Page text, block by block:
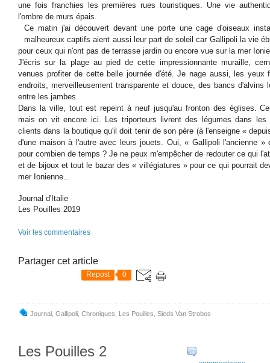
une fois franchies les premières rues touristiques. Une vie
l'ombre de murs épais.
Ce matin j'ai découvert devant une porte une cage d'oiseaux
malheureux captifs aient aussi leur part de soleil car Gallipoli la vie
pour ceux qui n'ont pas de terrasse jardin ou encore vue sur la mer
J'écris sur la plage au pied de cette impressionnante muraille,
venues profiter de cette belle journée d'été. Je nage aussi, les yeux
endroits, merveilleusement transparente et douce, des bancs d'alvins
entre les jambes.
Dans la ville, tout est repeint à neuf jusqu'au fronton des églises.
mais on vit encore ici. Les triporteurs livrent des légumes dans
clients dans la boutique qu'il doit tenir de son père (à l'enseigne «
d'une maison à l'autre avec leurs jouets. Oui, « Gallipoli l'ancienne
pour combien de temps ? Je ne peux m'empêcher de redouter ce qui
et de bijoux et tout le bazar des « villégiatures » pour ce qui pourrait
mer Ionienne...
Journal d'Italie
Les Pouilles 2019
Voir les commentaires
Partager cet article
Repost 0
Journal Gallipoli Chroniques Les Pouilles Sieds Van Strobos
Les Pouilles 2